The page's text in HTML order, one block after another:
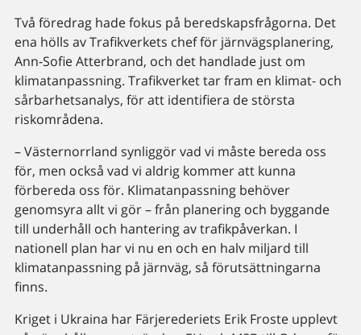
Två föredrag hade fokus på beredskapsfrågorna. Det
ena hölls av Trafikverkets chef för järnvägsplanering,
Ann-Sofie Atterbrand, och det handlade just om
klimatanpassning. Trafikverket tar fram en klimat- och
sårbarhetsanalys, för att identifiera de största
riskområdena.
– Västernorrland synliggör vad vi måste bereda oss
för, men också vad vi aldrig kommer att kunna
förbereda oss för. Klimatanpassning behöver
genomsyra allt vi gör – från planering och byggande
till underhåll och hantering av trafikpåverkan. I
nationell plan har vi nu en och en halv miljard till
klimatanpassning på järnväg, så förutsättningarna
finns.
Kriget i Ukraina har Färjerederiets Erik Froste upplevt